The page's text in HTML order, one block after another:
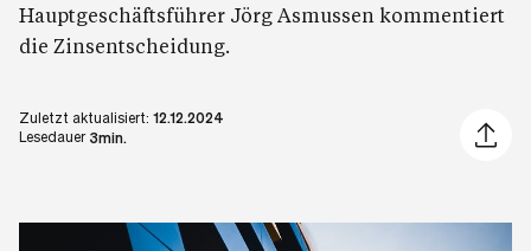
Hauptgeschäftsführer Jörg Asmussen kommentiert
die Zinsentscheidung.
Zuletzt aktualisiert: 12.12.2024
Lesedauer 3min.
Artikel